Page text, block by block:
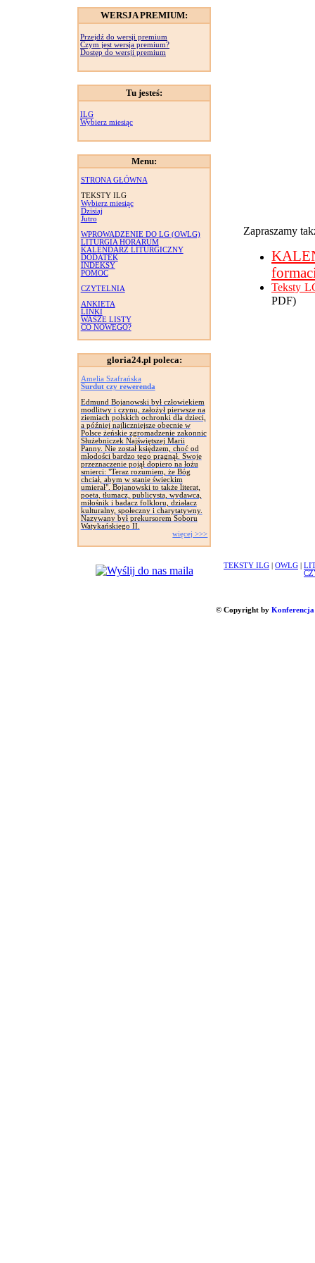
WERSJA PREMIUM:
Przejdź do wersji premium
Czym jest wersja premium?
Dostęp do wersji premium
Tu jesteś:
ILG
Wybierz miesiąc
Menu:
STRONA GŁÓWNA
TEKSTY ILG
Wybierz miesiąc
Dzisiaj
Jutro
WPROWADZENIE DO LG (OWLG)
LITURGIA HORARUM
KALENDARZ LITURGICZNY
DODATEK
INDEKSY
POMOC
CZYTELNIA
ANKIETA
LINKI
WASZE LISTY
CO NOWEGO?
gloria24.pl poleca:
Amelia Szafrańska
Surdut czy rewerenda
Edmund Bojanowski był człowiekiem
modlitwy i czynu, założył pierwsze na
ziemiach polskich ochronki dla dzieci,
a później najliczniejsze obecnie w
Polsce żeńskie zgromadzenie zakonnic
Służebniczek Najświętszej Marii
Panny. Nie został księdzem, choć od
młodości bardzo tego pragnął. Swoje
przeznaczenie pojął dopiero na łożu
smierci: "Teraz rozumiem, że Bóg
chciał, abym w stanie świeckim
umierał". Bojanowski to także literat,
poeta, tłumacz, publicysta, wydawca,
miłośnik i badacz folkloru, działacz
kulturalny, społeczny i charytatywny.
Nazywany był prekursorem Soboru
Watykańskiego II.
więcej >>>
Zapraszamy
Teksty
PDF)
TEKSTY ILG OWLG
© Copyright by Konferencja